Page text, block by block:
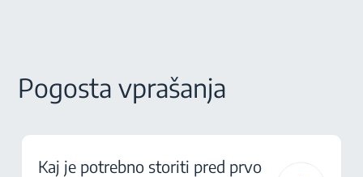
Pogosta vprašanja
Kaj je potrebno storiti pred prvo